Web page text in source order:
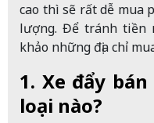
cao thì sẽ rất dễ mua
lượng. Để tránh tiền
khảo những địa chỉ
1. Xe đẩy
loại nào?